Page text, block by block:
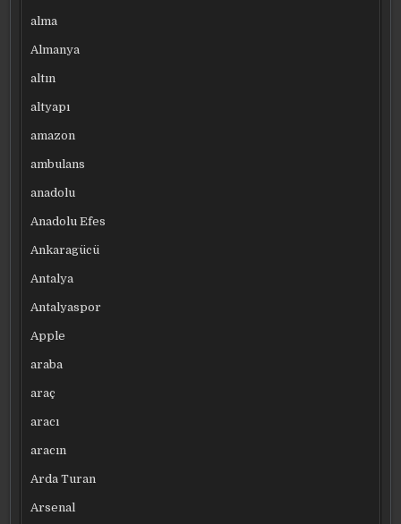
alma
Almanya
altın
altyapı
amazon
ambulans
anadolu
Anadolu Efes
Ankaragücü
Antalya
Antalyaspor
Apple
araba
araç
aracı
aracın
Arda Turan
Arsenal